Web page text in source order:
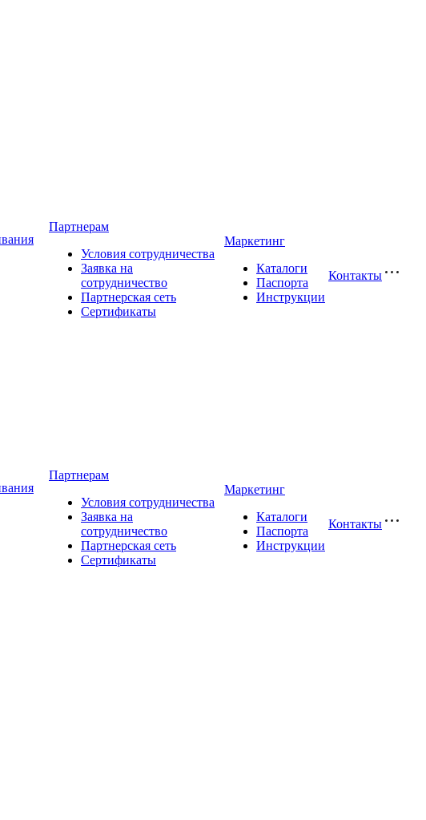
Партнерам
Условия сотрудничества
Заявка на
сотрудничество
Партнерская сеть
Сертификаты
Маркетинг
Каталоги
Паспорта
Инструкции
Контакты
Партнерам
Условия сотрудничества
Заявка на
сотрудничество
Партнерская сеть
Сертификаты
Маркетинг
Каталоги
Паспорта
Инструкции
Контакты